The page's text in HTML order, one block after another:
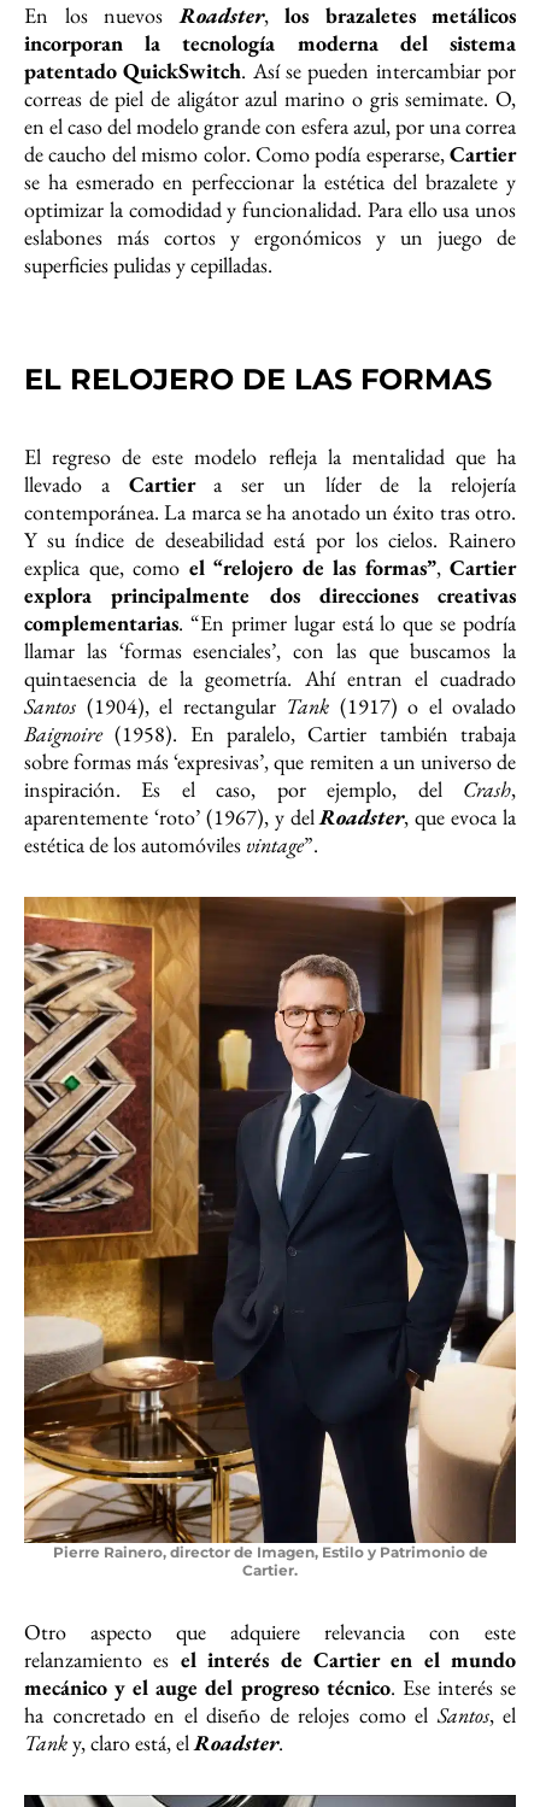
En los nuevosRoadster, los brazaletes metálicos
incorporan la tecnología moderna del sistema
patentado QuickSwitch. Así se pueden intercambiar por
correas de piel de aligátor azul marino o gris semimate. O,
en el caso del modelo grande con esfera azul, por una correa
de caucho del mismo color. Como podía esperarse,Cartier
se ha esmerado en perfeccionar la estética del brazalete y
optimizar la comodidad y funcionalidad. Para ello usa unos
eslabones más cortos y ergonómicos y un juego de
superficies pulidas y cepilladas.
EL RELOJERO DE LAS FORMAS
El regreso de este modelo refleja la mentalidad que ha
llevado a Cartiera ser un líder de la relojería
contemporánea. La marca se ha anotado un éxito tras otro.
Y su índice de deseabilidad está por los cielos. Rainero
explica que, como el “relojero de las formas”, Cartier
explora principalmente dos direcciones creativas
complementarias. “En primer lugar está lo que se podría
llamar las ‘formas esenciales’, con las que buscamos la
quintaesencia de la geometría. Ahí entran el cuadrado
Santos (1904), el rectangular Tank (1917) o el ovalado
Baignoire(1958). En paralelo, Cartier también trabaja
sobre formas más ‘expresivas’, que remiten a un universo de
inspiración. Es el caso, por ejemplo, del Crash,
aparentemente ‘roto’ (1967), y delRoadster, que evoca la
estética de los automóviles vintage”.
Pierre Rainero, director de Imagen, Estilo y Patrimonio de
Cartier.
Otro aspecto que adquiere relevancia con este
relanzamiento es el interés de Cartier en el mundo
mecánico y el auge del progreso técnico. Ese interés se
ha concretado en el diseño de relojes como elSantos, el
Tanky, claro está, elRoadster.